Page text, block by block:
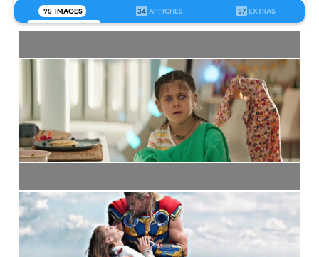
95 IMAGES 34 AFFICHES 57 EXTRAS